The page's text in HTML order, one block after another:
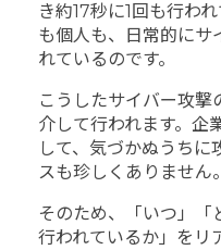
き約17秒に1回も行わ
も個人も、日常的にサ
れているのです。
こうしたサイバー攻撃
介して行われます。企
して、気づかぬうちに
スも珍しくありません。
そのため、「いつ」「
行われているか」をリ